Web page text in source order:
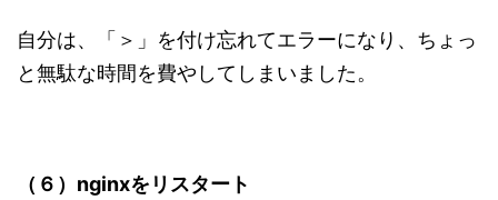
自分は、「＞」を付け忘れてエラーになり、ちょっ
と無駄な時間を費やしてしまいました。
（６）nginxをリスタート